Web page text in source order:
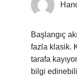
Başlangıç
fazla klasik.
tarafa
bilgi